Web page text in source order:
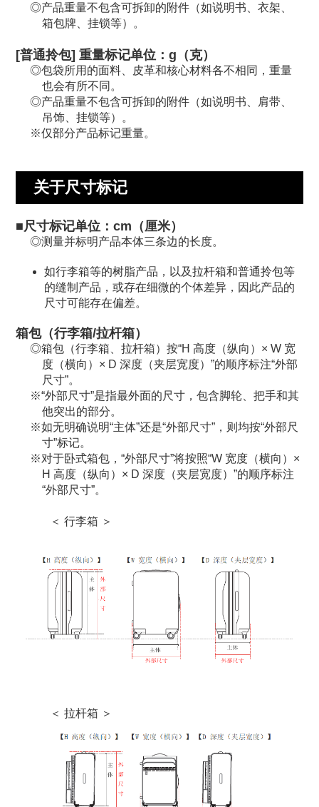
产品重量不包含可拆卸的附件（如说明书、衣架、
箱包牌、挂锁等）。
[普通拎包] 重量标记单位：g（克）
包袋所用的面料、皮革和核心材料各不相同，重量
也会有所不同。
产品重量不包含可拆卸的附件（如说明书、肩带、
吊饰、挂锁等）。
仅部分产品标记重量。
关于尺寸标记
■尺寸标记单位：cm（厘米）
测量并标明产品本体三条边的长度。
如行李箱等的树脂产品，以及拉杆箱和普通拎包等
的缝制产品，或存在细微的个体差异，因此产品的
尺寸可能存在偏差。
箱包（行李箱/拉杆箱）
箱包（行李箱、拉杆箱）按“H 高度（纵向）× W 宽
度（横向）× D 深度（夹层宽度）”的顺序标注“外部
尺寸”。
“外部尺寸”是指最外面的尺寸，包含脚轮、把手和其
他突出的部分。
如无明确说明“主体”还是“外部尺寸”，则均按“外部尺
寸”标记。
对于卧式箱包，“外部尺寸”将按照“W 宽度（横向）×
H 高度（纵向）× D 深度（夹层宽度）”的顺序标注
“外部尺寸”。
＜ 行李箱 ＞
＜ 拉杆箱 ＞